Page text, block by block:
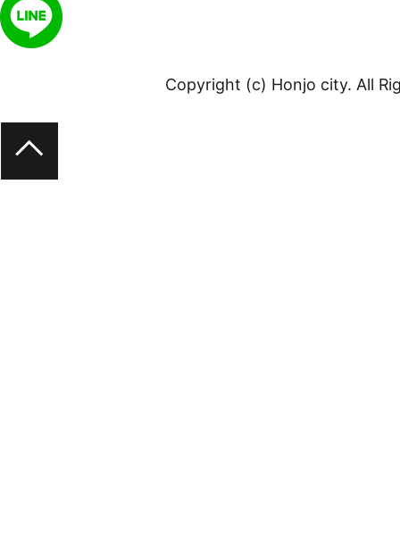
Copyright (c) Honjo city. All